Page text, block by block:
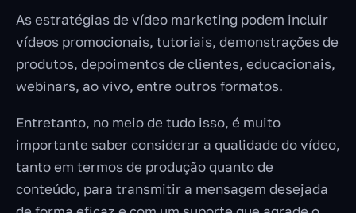
As estratégias de vídeo marketing podem incluir
vídeos promocionais, tutoriais, demonstrações de
produtos, depoimentos de clientes, educacionais,
webinars, ao vivo, entre outros formatos.
Entretanto, no meio de tudo isso, é muito
importante saber considerar a qualidade do vídeo,
tanto em termos de produção quanto de
conteúdo, para transmitir a mensagem desejada